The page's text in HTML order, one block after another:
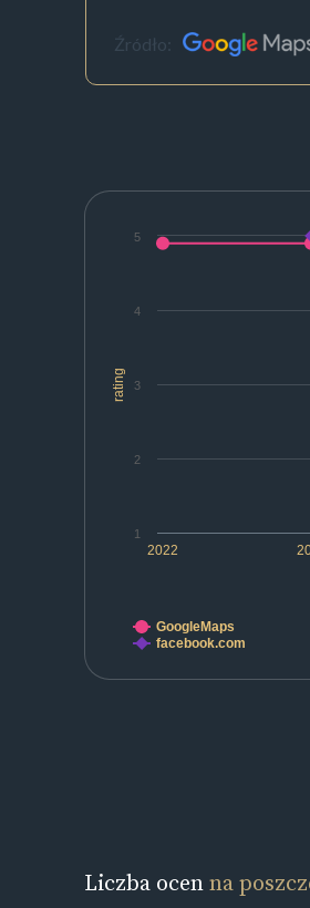
Źródło:
rating
2022
1
2
3
4
5
GoogleMaps
facebook.com
Liczba ocenna